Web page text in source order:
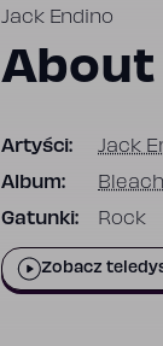
Jack Endino
About
Artyści: Jack
Album: Bleach
Gatunki: Rock
Zobacz